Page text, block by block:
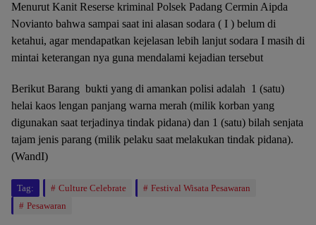
Menurut Kanit Reserse kriminal Polsek Padang Cermin Aipda
Novianto bahwa sampai saat ini alasan sodara ( I ) belum di
ketahui, agar mendapatkan kejelasan lebih lanjut sodara I masih di
mintai keterangan nya guna mendalami kejadian tersebut
Berikut Barang bukti yang di amankan polisi adalah 1 (satu)
helai kaos lengan panjang warna merah (milik korban yang
digunakan saat terjadinya tindak pidana) dan 1 (satu) bilah senjata
tajam jenis parang (milik pelaku saat melakukan tindak pidana).
(WandI)
Tag: Culture Celebrate
Festival Wisata Pesawaran
Pesawaran